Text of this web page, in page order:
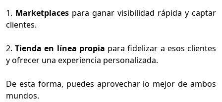
1. Marketplaces para ganar visibilidad rápida y captar
clientes.
2.Tienda en línea propia para fidelizar a esos clientes
y ofrecer una experiencia personalizada.
De esta forma, puedes aprovechar lo mejor de ambos
mundos.